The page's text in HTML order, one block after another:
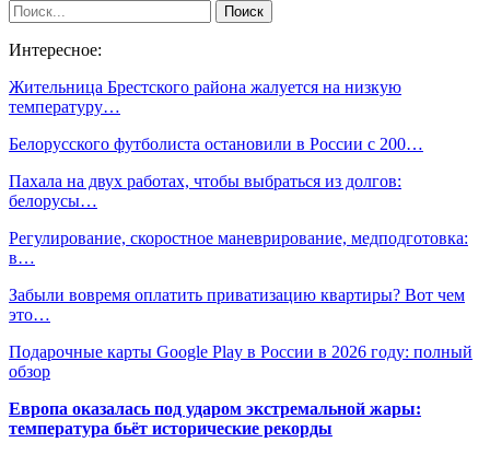
Интересное:
Жительница Брестского района жалуется на низкую
температуру…
Белорусского футболиста остановили в России с 200…
Пахала на двух работах, чтобы выбраться из долгов:
белорусы…
Регулирование, скоростное маневрирование, медподготовка:
в…
Забыли вовремя оплатить приватизацию квартиры? Вот чем
это…
Подарочные карты Google Play в России в 2026 году: полный
обзор
Европа оказалась под ударом экстремальной жары:
температура бьёт исторические рекорды